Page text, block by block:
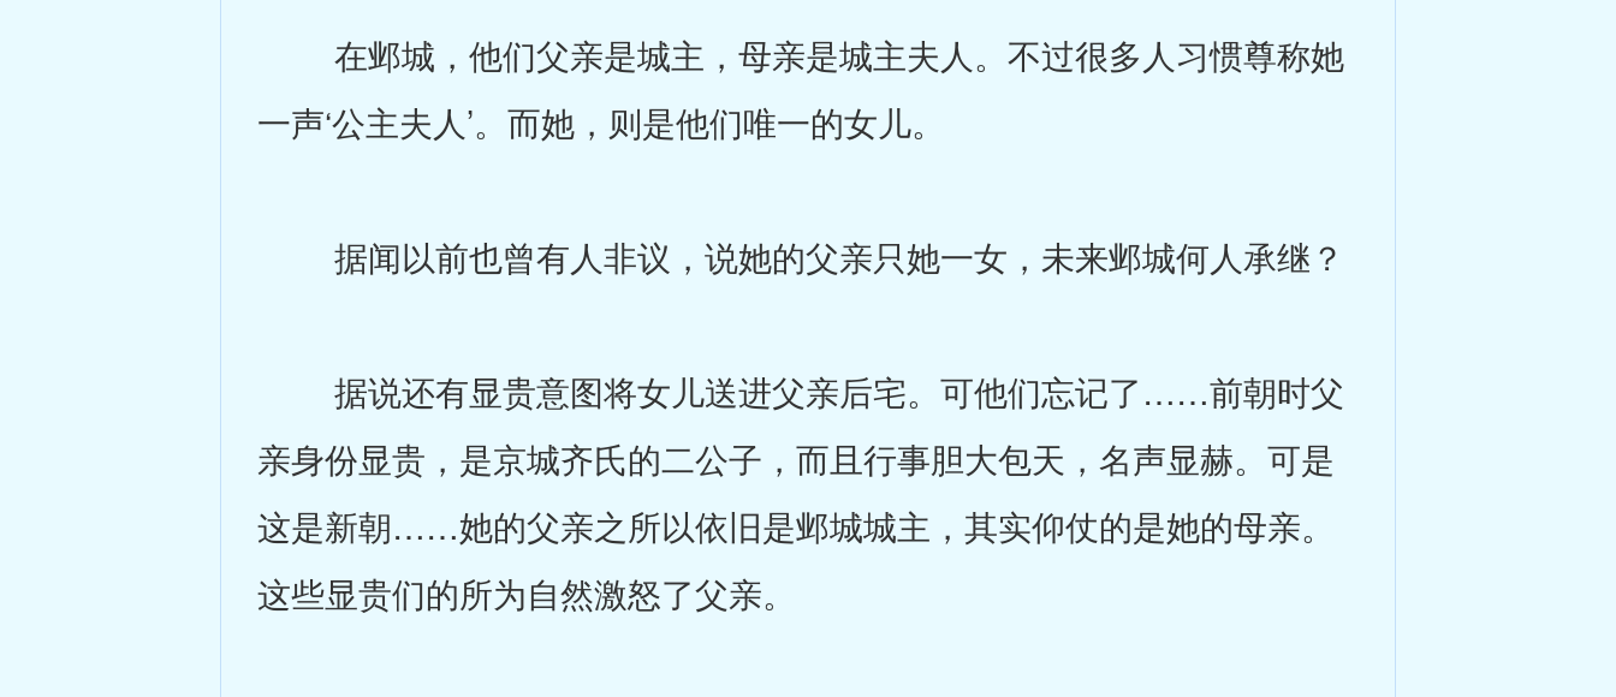
在邺城，他们父亲是城主，母亲是城主夫人。不过很多人习惯尊称她
一声‘公主夫人’。而她，则是他们唯一的女儿。
据闻以前也曾有人非议，说她的父亲只她一女，未来邺城何人承继？
据说还有显贵意图将女儿送进父亲后宅。可他们忘记了……前朝时父
亲身份显贵，是京城齐氏的二公子，而且行事胆大包天，名声显赫。可是
这是新朝……她的父亲之所以依旧是邺城城主，其实仰仗的是她的母亲。
这些显贵们的所为自然激怒了父亲。